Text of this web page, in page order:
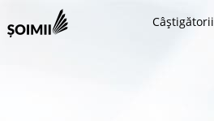
Câștigătorii